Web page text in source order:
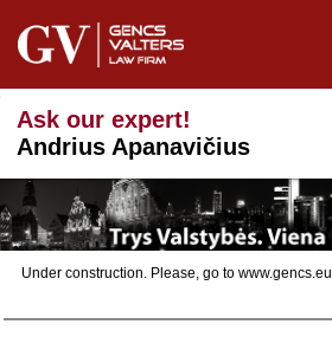
Ask our expert!
Andrius Apanavičius
Under construction. Please, go to www.gencs.eu